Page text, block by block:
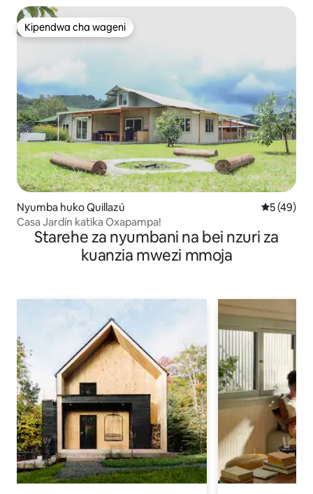
Kipendwa cha wageni
Kipendwa cha wageni
Nyumba huko Quillazú Ukadiriaji
5 (49)
Casa Jardín katika Oxapampa!
Starehe za nyumbani na bei nzuri za
kuanzia mwezi mmoja